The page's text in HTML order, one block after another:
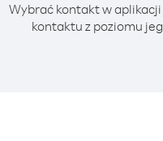
Wybrać kontakt w
kontaktu z poziomu